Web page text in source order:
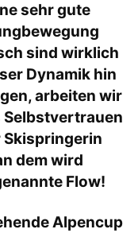
sehr gute
sind wirklich
Dynamik hin
arbeiten wir
Selbstvertrauen
Skispringerin
dem wird
Flow!
Alpencup